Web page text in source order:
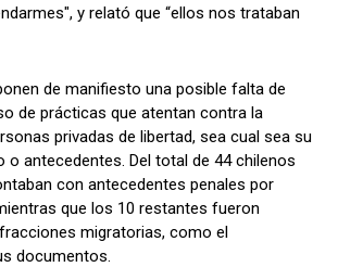
y relató que “ellos nos trataban
de manifiesto una posible falta de
de prácticas que atentan contra la
privadas de libertad, sea cual sea su
o antecedentes. Del total de 44 chilenos
con antecedentes penales por
que los 10 restantes fueron
migratorias, como el
documentos.